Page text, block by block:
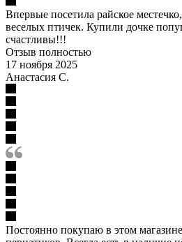
Впервые посетила райское
веселых птичек. Купили дочке
счастливы!!!
Отзыв полностью
17 ноября 2025
Анастасия С.
Постоянно покупаю в этом